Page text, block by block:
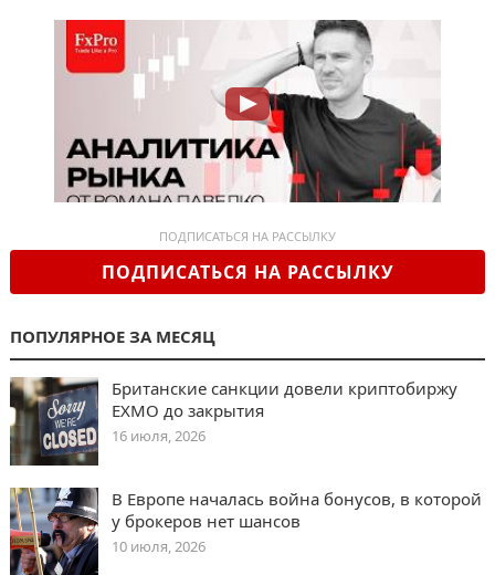
ПОДПИСАТЬСЯ НА РАССЫЛКУ
ПОДПИСАТЬСЯ НА РАССЫЛКУ
ПОПУЛЯРНОЕ ЗА МЕСЯЦ
Британские санкции довели криптобиржу
EXMO до закрытия
16 июля, 2026
В Европе началась война бонусов, в которой
у брокеров нет шансов
10 июля, 2026